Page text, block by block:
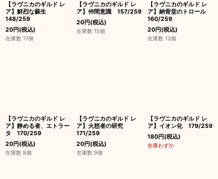
【ラヴニカのギルド レ
ア】鮮烈な蘇生
148/259
20円(税込)
在庫数 17個
【ラヴニカのギルド レ
ア】仲間意識 157/259
20円(税込)
在庫数 15個
【ラヴニカのギルド レ
ア】納骨堂のトロール
160/259
20円(税込)
在庫数 13個
【ラヴニカのギルド レ
ア】静める者、エトラー
タ 170/259
20円(税込)
在庫数 8個
【ラヴニカのギルド レ
ア】火想者の研究
171/259
20円(税込)
在庫数 9個
【ラヴニカのギルド レ
ア】イオン化 179/259
180円(税込)
在庫わずか